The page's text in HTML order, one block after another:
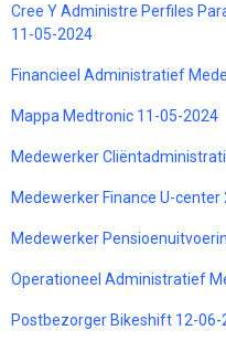
Cree Y Administre Perfiles
11-05-2024
Financieel Administratief
Mappa Medtronic 11-05-2024
Medewerker
Medewerker Finance U-
Medewerker
Operationeel Administratief
Postbezorger Bikeshift 12-06-